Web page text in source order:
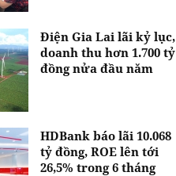
Điện Gia Lai lãi kỷ lục,
doanh thu hơn 1.700 tỷ
đồng nửa đầu năm
HDBank báo lãi 10.068
tỷ đồng, ROE lên tới
26,5% trong 6 tháng